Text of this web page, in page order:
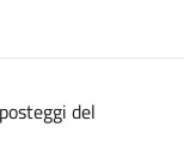
del